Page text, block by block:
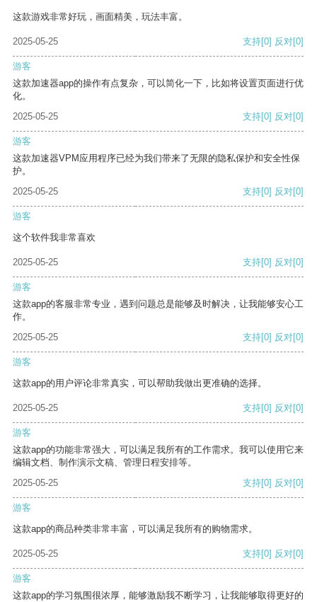
这款游戏非常好玩，画面精美，玩法丰富。
2025-05-25 支持[0] 反对[0]
游客
这款加速器app的操作有点复杂，可以简化一下，比如将设置页面进行优
化。
2025-05-25
支持[0] 反对[0]
游客
这款加速器VPM应用程序已经为我们带来了无限的隐私保护和安全性保
护。
2025-05-25
支持[0] 反对[0]
游客
这个软件我非常喜欢
2025-05-25 支持[0] 反对[0]
游客
这款app的客服非常专业，遇到问题总是能够及时解决，让我能够安心工
作。
2025-05-25
支持[0] 反对[0]
游客
这款app的用户评论非常真实，可以帮助我做出更准确的选择。
2025-05-25 支持[0] 反对[0]
游客
这款app的功能非常强大，可以满足我所有的工作需求。我可以使用它来
编辑文档、制作演示文稿、管理日程安排等。
2025-05-25
支持[0] 反对[0]
游客
这款app的商品种类非常丰富，可以满足我所有的购物需求。
2025-05-25 支持[0] 反对[0]
游客
这款app的学习氛围很浓厚，能够激励我不断学习，让我能够取得更好的